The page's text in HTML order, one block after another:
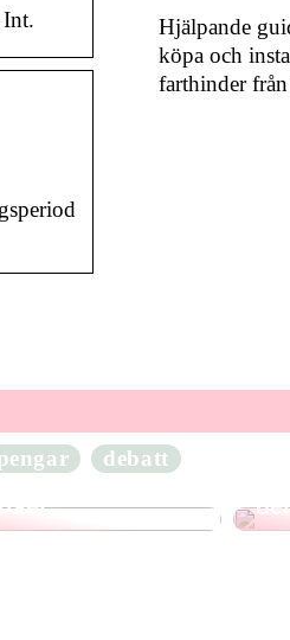
Hjälpande
köpa och
farthinder
debatt
Allt du